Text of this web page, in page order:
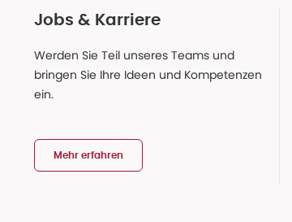
Jobs & Karriere
Werden Sie Teil unseres Teams und
bringen Sie Ihre Ideen und Kompetenzen
ein.
Mehr erfahren